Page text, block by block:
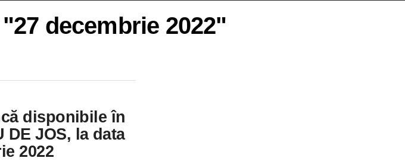
decembrie 2022"
disponibile în
DE JOS, la data
2022